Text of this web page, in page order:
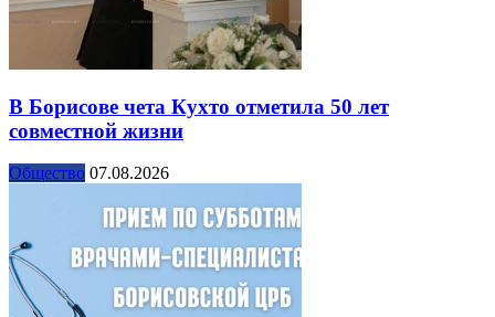
В Борисове чета Кухто отметила 50 лет
совместной жизни
Общество 07.08.2026